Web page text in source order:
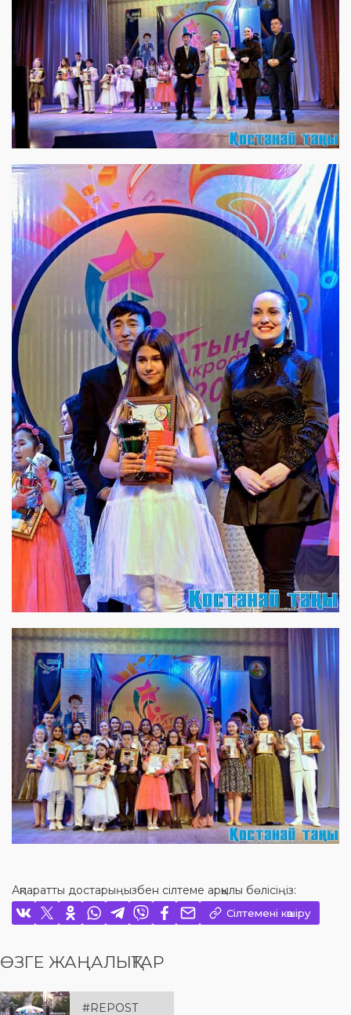
Ақпаратты достарыңызбен сілтеме арқылы бөлісіңіз:
Сілтемені көшіру
ӨЗГЕ ЖАҢАЛЫҚТАР
#REPOST